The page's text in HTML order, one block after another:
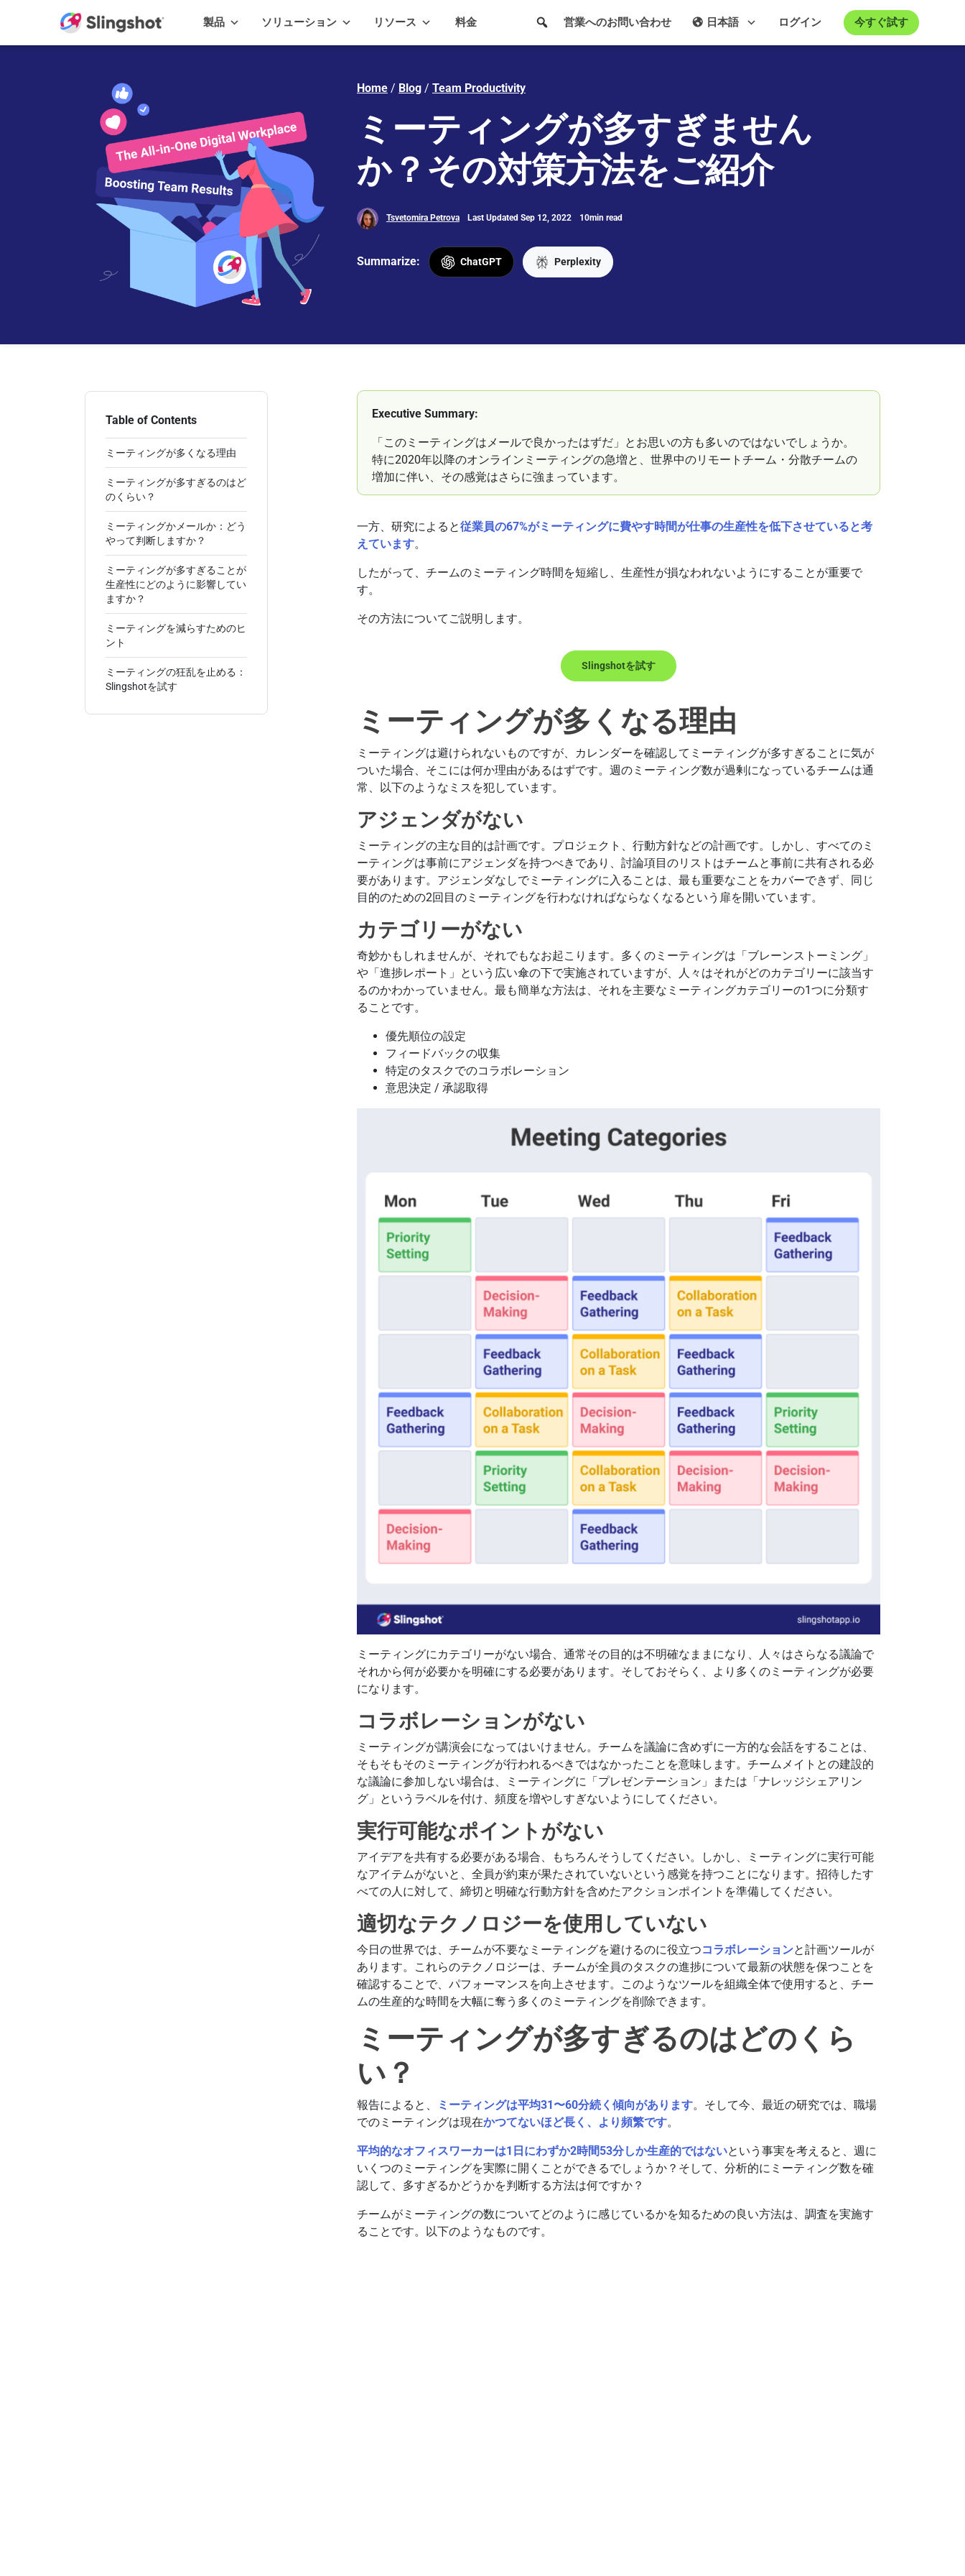
製品 ソリューション リソース 料金 今すぐ試す
ログイン
日本語
営業へのお問い合わせ
Home / Blog / Team Productivity
ミーティングが多すぎません
か？その対策方法をご紹介
Tsvetomira Petrova Last Updated Sep 12, 2022 10min read
Summarize: ChatGPT Perplexity
Table of Contents
ミーティングが多くなる理由
ミーティングが多すぎるのはど
のくらい？
ミーティングかメールか：どう
やって判断しますか？
ミーティングが多すぎることが
生産性にどのように影響してい
ますか？
ミーティングを減らすためのヒ
ント
ミーティングの狂乱を止める：
Slingshotを試す
Executive Summary:
「このミーティングはメールで良かったはずだ」とお思いの方も多いのではないでしょうか。
特に2020年以降のオンラインミーティングの急増と、世界中のリモートチーム・分散チームの
増加に伴い、その感覚はさらに強まっています。
一方、研究によると従業員の67%がミーティングに費やす時間が仕事の生産性を低下させていると考
えています。
したがって、チームのミーティング時間を短縮し、生産性が損なわれないようにすることが重要で
す。
その方法についてご説明します。
Slingshotを試す
ミーティングが多くなる理由
ミーティングは避けられないものですが、カレンダーを確認してミーティングが多すぎることに気が
ついた場合、そこには何か理由があるはずです。週のミーティング数が過剰になっているチームは通
常、以下のようなミスを犯しています。
アジェンダがない
ミーティングの主な目的は計画です。プロジェクト、行動方針などの計画です。しかし、すべてのミ
ーティングは事前にアジェンダを持つべきであり、討論項目のリストはチームと事前に共有される必
要があります。アジェンダなしでミーティングに入ることは、最も重要なことをカバーできず、同じ
目的のための2回目のミーティングを行わなければならなくなるという扉を開いています。
カテゴリーがない
奇妙かもしれませんが、それでもなお起こります。多くのミーティングは「ブレーンストーミング」
や「進捗レポート」という広い傘の下で実施されていますが、人々はそれがどのカテゴリーに該当す
るのかわかっていません。最も簡単な方法は、それを主要なミーティングカテゴリーの1つに分類す
ることです。
優先順位の設定
フィードバックの収集
特定のタスクでのコラボレーション
意思決定 / 承認取得
ミーティングにカテゴリーがない場合、通常その目的は不明確なままになり、人々はさらなる議論で
それから何が必要かを明確にする必要があります。そしておそらく、より多くのミーティングが必要
になります。
コラボレーションがない
ミーティングが講演会になってはいけません。チームを議論に含めずに一方的な会話をすることは、
そもそもそのミーティングが行われるべきではなかったことを意味します。チームメイトとの建設的
な議論に参加しない場合は、ミーティングに「プレゼンテーション」または「ナレッジシェアリン
グ」というラベルを付け、頻度を増やしすぎないようにしてください。
実行可能なポイントがない
アイデアを共有する必要がある場合、もちろんそうしてください。しかし、ミーティングに実行可能
なアイテムがないと、全員が約束が果たされていないという感覚を持つことになります。招待したす
べての人に対して、締切と明確な行動方針を含めたアクションポイントを準備してください。
適切なテクノロジーを使用していない
今日の世界では、チームが不要なミーティングを避けるのに役立つコラボレーションと計画ツールが
あります。これらのテクノロジーは、チームが全員のタスクの進捗について最新の状態を保つことを
確認することで、パフォーマンスを向上させます。このようなツールを組織全体で使用すると、チー
ムの生産的な時間を大幅に奪う多くのミーティングを削除できます。
ミーティングが多すぎるのはどのくら
い？
報告によると、 ミーティングは平均31〜60分続く傾向があります。そして今、最近の研究では、職場
でのミーティングは現在かつてないほど長く、より頻繁です。
平均的なオフィスワーカーは1日にわずか2時間53分しか生産的ではないという事実を考えると、週に
いくつのミーティングを実際に開くことができるでしょうか？そして、分析的にミーティング数を確
認して、多すぎるかどうかを判断する方法は何ですか？
チームがミーティングの数についてどのように感じているかを知るための良い方法は、調査を実施す
ることです。以下のようなものです。